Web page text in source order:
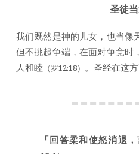
圣徒
我们既然是神的儿女，也当像
但不挑起争端，在面对争竞时
人和睦 （罗12:18） 。圣经在这
「回答柔和使怒消退